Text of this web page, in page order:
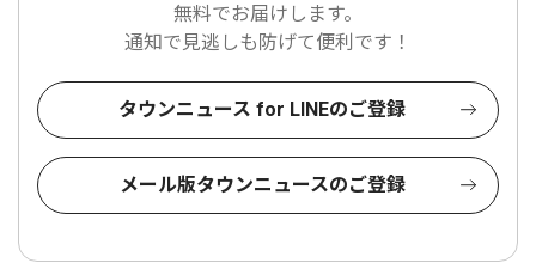
無料でお届けします。
通知で見逃しも防げて便利です！
タウンニュース for LINEのご登録
メール版タウンニュースのご登録